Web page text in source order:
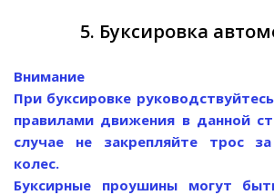
5. Буксировка
Внимание
При буксировке
правилами движения в данной
случае не закрепляйте трос
колес.
Буксирные проушины могут